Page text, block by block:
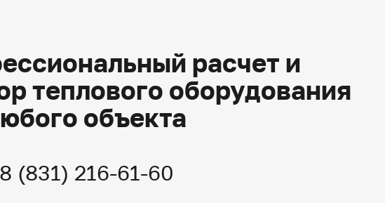
расчет и
теплового оборудования
объекта
8 (831) 216-61-60